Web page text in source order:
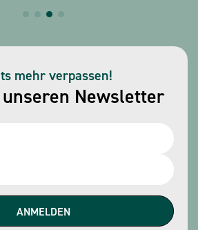
Newsletter
mehr verpassen!